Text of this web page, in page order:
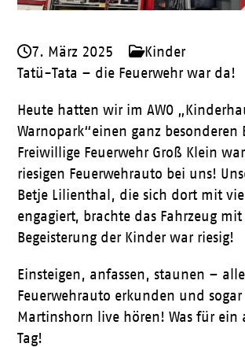
7. März 2025
Kinder
Tatü-Tata – die Feuerwehr war da!
Heute hatten wir im AWO
Warnopark“einen ganz besonderen
Freiwillige Feuerwehr Groß Klein
riesigen Feuerwehrauto bei uns!
Betje Lilienthal, die sich dort mit
engagiert, brachte das Fahrzeug
Begeisterung der Kinder war riesig!
Einsteigen, anfassen, staunen –
Feuerwehrauto erkunden und sogar
Martinshorn live hören! Was für ein
Tag!